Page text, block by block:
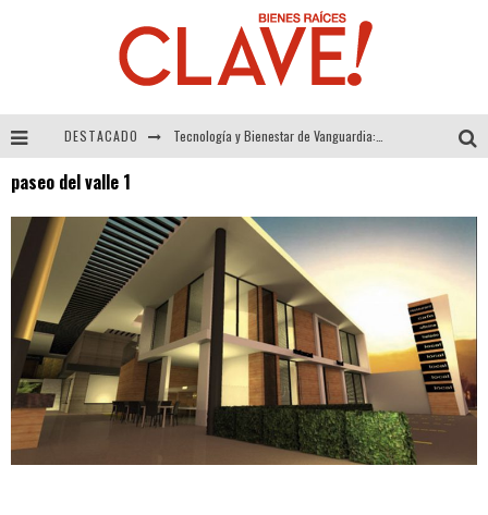
DESTACADO
Alexandra Bedoya – La Constancia detrás de La Paletería
paseo del valle 1